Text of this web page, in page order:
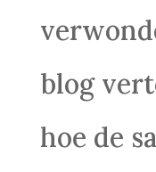
blog
hoe de